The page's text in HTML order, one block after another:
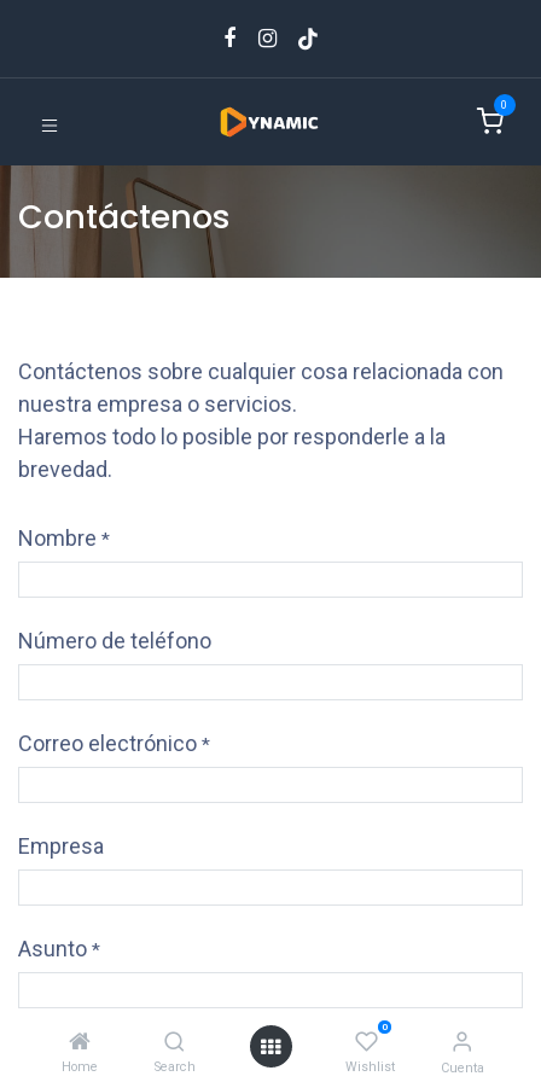
Home Search
0
Wishlist Cuenta
0
Contáctenos
Contáctenos sobre cualquier cosa relacionada con
nuestra empresa o servicios.
Haremos todo lo posible por responderle a la
brevedad.
Nombre *
Número de teléfono
Correo electrónico *
Empresa
Asunto *
Pregunta